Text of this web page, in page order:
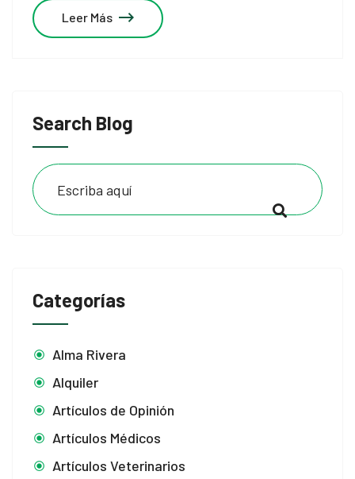
Search Blog
Categorías
Alma Rivera
Alquiler
Artículos de Opinión
Artículos Médicos
Artículos Veterinarios
Leer Más